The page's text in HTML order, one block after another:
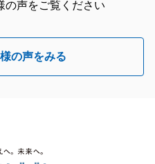
の声をご覧ください
の声をみる